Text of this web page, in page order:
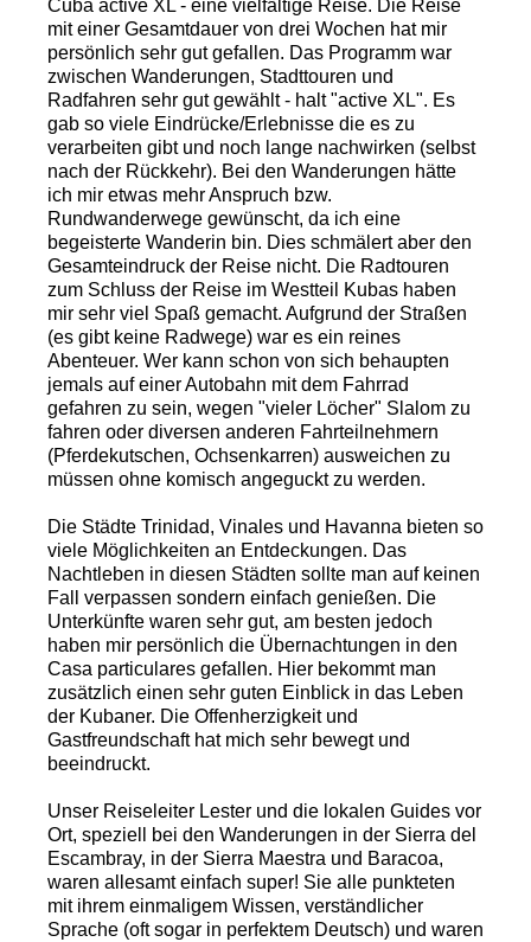
Cuba active XL - eine vielfältige Reise. Die Reise
mit einer Gesamtdauer von drei Wochen hat mir
persönlich sehr gut gefallen. Das Programm war
zwischen Wanderungen, Stadttouren und
Radfahren sehr gut gewählt - halt "active XL". Es
gab so viele Eindrücke/Erlebnisse die es zu
verarbeiten gibt und noch lange nachwirken (selbst
nach der Rückkehr). Bei den Wanderungen hätte
ich mir etwas mehr Anspruch bzw.
Rundwanderwege gewünscht, da ich eine
begeisterte Wanderin bin. Dies schmälert aber den
Gesamteindruck der Reise nicht. Die Radtouren
zum Schluss der Reise im Westteil Kubas haben
mir sehr viel Spaß gemacht. Aufgrund der Straßen
(es gibt keine Radwege) war es ein reines
Abenteuer. Wer kann schon von sich behaupten
jemals auf einer Autobahn mit dem Fahrrad
gefahren zu sein, wegen "vieler Löcher" Slalom zu
fahren oder diversen anderen Fahrteilnehmern
(Pferdekutschen, Ochsenkarren) ausweichen zu
müssen ohne komisch angeguckt zu werden.
Die Städte Trinidad, Vinales und Havanna bieten so
viele Möglichkeiten an Entdeckungen. Das
Nachtleben in diesen Städten sollte man auf keinen
Fall verpassen sondern einfach genießen. Die
Unterkünfte waren sehr gut, am besten jedoch
haben mir persönlich die Übernachtungen in den
Casa particulares gefallen. Hier bekommt man
zusätzlich einen sehr guten Einblick in das Leben
der Kubaner. Die Offenherzigkeit und
Gastfreundschaft hat mich sehr bewegt und
beeindruckt.
Unser Reiseleiter Lester und die lokalen Guides vor
Ort, speziell bei den Wanderungen in der Sierra del
Escambray, in der Sierra Maestra und Baracoa,
waren allesamt einfach super! Sie alle punkteten
mit ihrem einmaligem Wissen, verständlicher
Sprache (oft sogar in perfektem Deutsch) und waren